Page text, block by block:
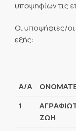
υποψηφίων τις
Οι υποψήφιες/οι
εξής:
A/A
1
ΖΩΗ